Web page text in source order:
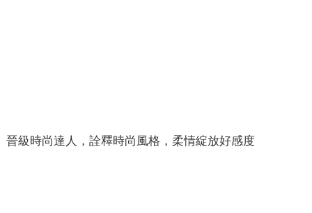
晉級時尚達人，詮釋時尚風格，柔情綻放好感度